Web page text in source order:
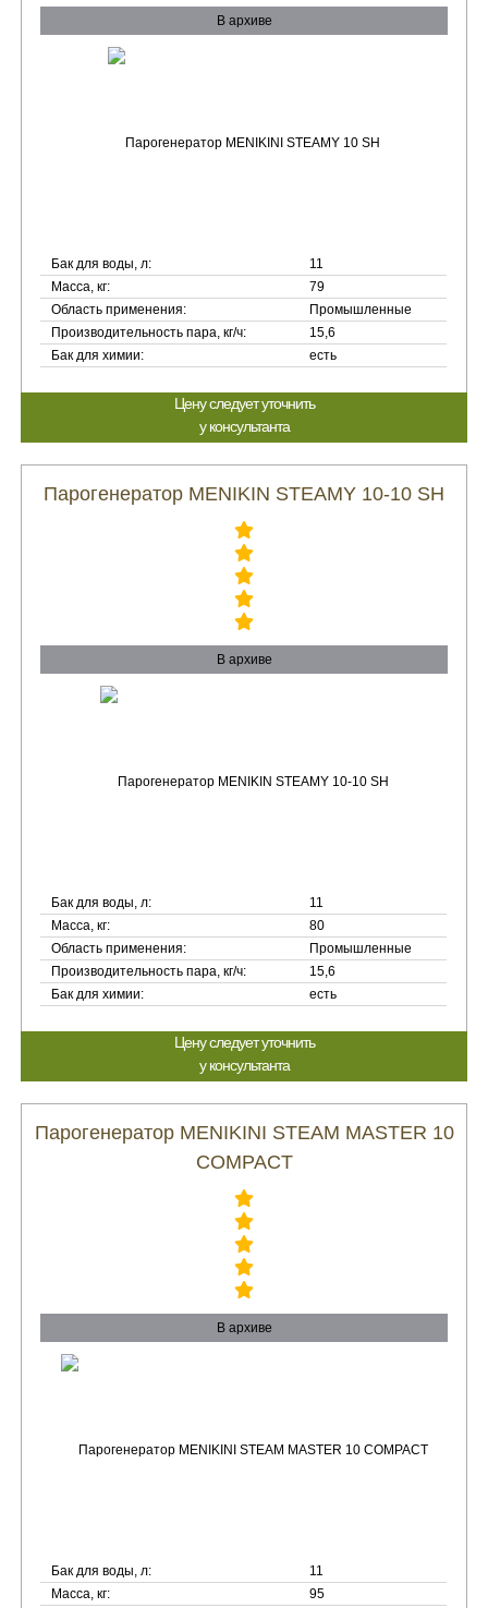
В архиве
Бак для воды, л:
11
Масса, кг:
79
Область применения:
Промышленные
Производительность пара, кг/ч:
15,6
Бак для химии:
есть
Цену следует уточнить
у консультанта
Парогенератор MENIKIN STEAMY 10-10 SH
В архиве
Бак для воды, л:
11
Масса, кг:
80
Область применения:
Промышленные
Производительность пара, кг/ч:
15,6
Бак для химии:
есть
Цену следует уточнить
у консультанта
Парогенератор MENIKINI STEAM MASTER 10
COMPACT
В архиве
Бак для воды, л:
11
Масса, кг:
95